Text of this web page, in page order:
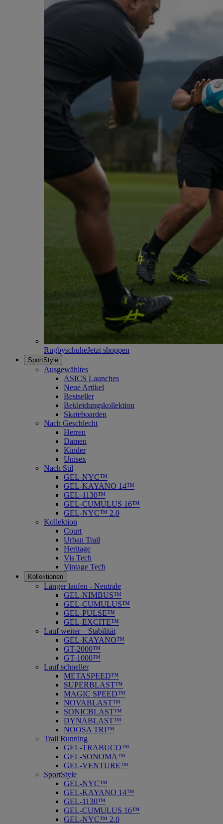
RugbyschuheJetzt shoppen
SportStyle
Ausgewähltes
ASICS Launches
Neue Artikel
Bestseller
Bekleidungskollektion
Skateboarden
Nach Geschlecht
Herren
Damen
Kinder
Unisex
Nach Stil
GEL-NYC™
GEL-KAYANO 14™
GEL-1130™
GEL-CUMULUS 16™
GEL-NYC™ 2.0
Kollektion
Court
Urban Trail
Heritage
Vis Tech
Vintage Tech
Kollektionen
Länger laufen - Neutrale
GEL-NIMBUS™
GEL-CUMULUS™
GEL-PULSE™
GEL-EXCITE™
Lauf weiter – Stabilität
GEL-KAYANO™
GT-2000™
GT-1000™
Lauf schneller
METASPEED™
SUPERBLAST™
MAGIC SPEED™
NOVABLAST™
SONICBLAST™
DYNABLAST™
NOOSA TRI™
Trail Running
GEL-TRABUCO™
GEL-SONOMA™
GEL-VENTURE™
SportStyle
GEL-NYC™
GEL-KAYANO 14™
GEL-1130™
GEL-CUMULUS 16™
GEL-NYC™ 2.0